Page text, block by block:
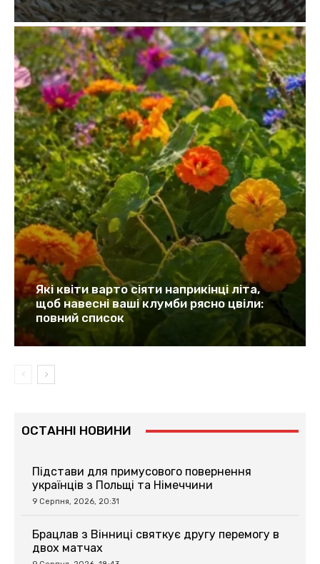
Які квіти варто сіяти наприкінці літа,
щоб навесні ваші клумби рясно цвіли:
повний список
ОСТАННІ НОВИНИ
Підстави для примусового повернення
українців з Польщі та Німеччини
9 Серпня, 2026, 20:31
Брацлав з Вінниці святкує другу перемогу в
двох матчах